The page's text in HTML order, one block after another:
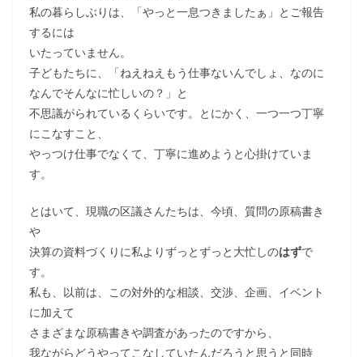
私の暮らしぶりは、「やっと一息つきましたぁ」とご報告
するには
いたっていません。
子どもたちに、「ねえねえもう仕事ないんでしょ、なのに
なんでそんなに忙しいの？」と
不思議がられているくらいです。とにかく、一つ一つ丁寧
にこなすこと、
やっつけ仕事でなくて、丁寧に進めようと心掛けていま
す。
とはいて、現職の区議さんたちは、今頃、質問の原稿書き
や
決算の資料づくりに私よりずっとずっと大忙しのはずで
す。
私も、以前は、この対外的な相談、交渉、企画、イベント
に加えて
さまざまな原稿書きや調査があったのですから、
我ながらどうやってこなしていたんだろうと思うと同時